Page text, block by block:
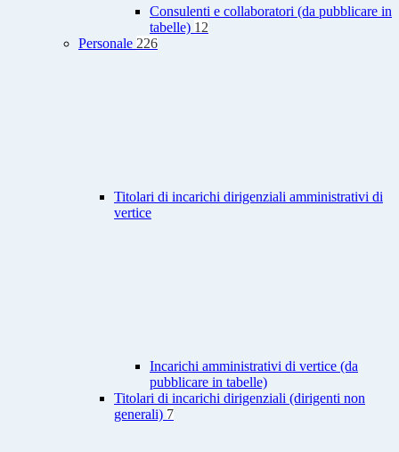
Consulenti e collaboratori (da pubblicare in
tabelle) 12
Personale 226
Titolari di incarichi dirigenziali amministrativi di
vertice
Incarichi amministrativi di vertice (da
pubblicare in tabelle)
Titolari di incarichi dirigenziali (dirigenti non
generali) 7